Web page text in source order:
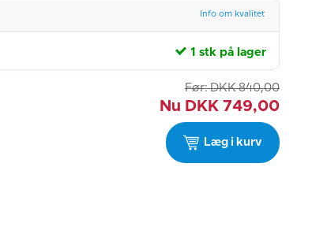
Info om kvalitet
1 stk på lager
Før: DKK 840,00
Nu DKK 749,00
Læg i kurv